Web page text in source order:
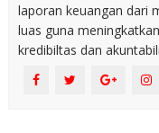
laporan keuangan dari
luas guna
kredibiltas dan